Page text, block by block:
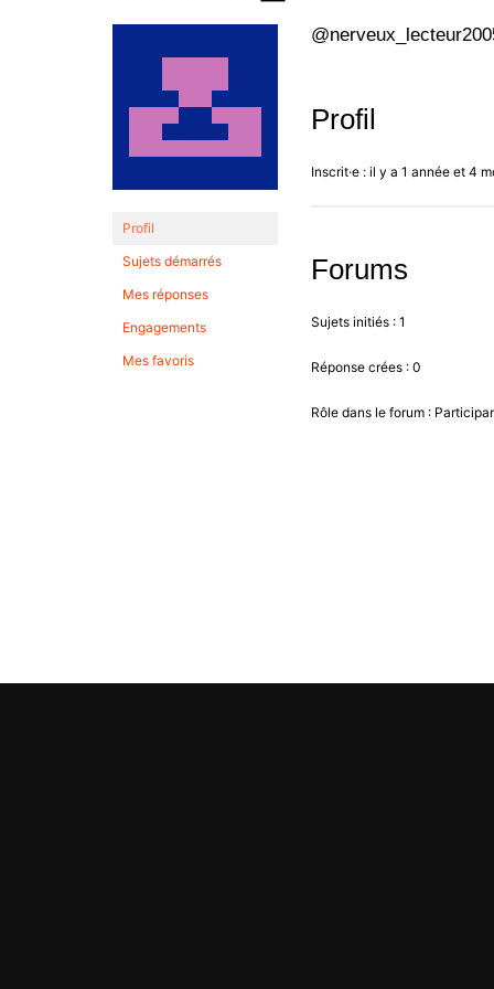
Profil
Sujets démarrés
Mes réponses
Engagements
Mes favoris
Profil
Inscrit·e : il y a 1 année et 4
Forums
Sujets initiés : 1
Réponse crées : 0
Rôle dans le forum :